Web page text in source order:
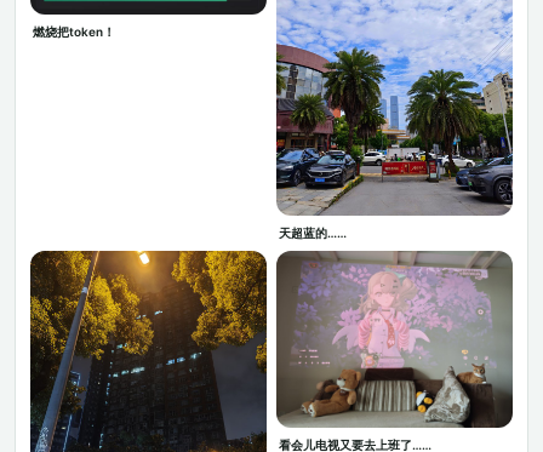
燃烧把token！
天超蓝的……
看会儿电视又要去上班了……